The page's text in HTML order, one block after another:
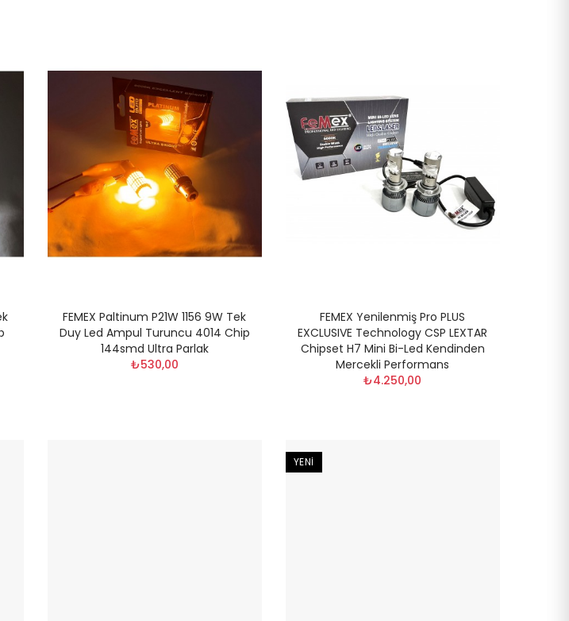
FEMEX Paltinum P21W 1156 9W Tek
Duy Led Ampul Turuncu 4014 Chip
144smd Ultra Parlak
₺530,00
FEMEX Yenilenmiş Pro PLUS
EXCLUSIVE Technology CSP LEXTAR
Chipset H7 Mini Bi-Led Kendinden
Mercekli Performans
₺4.250,00
YENI
Superior ETI Chipset H7
Led Xenon Led
Headlight
₺4.750,00